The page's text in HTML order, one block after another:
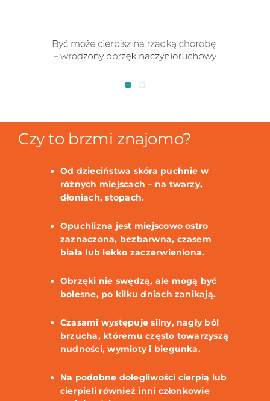
Czy to brzmi znajomo?
Od dzieciństwa skóra puchnie w
różnych miejscach – na twarzy,
dłoniach, stopach.
Opuchlizna jest miejscowo ostro
zaznaczona, bezbarwna, czasem
biała lub lekko zaczerwieniona.
Obrzęki nie swędzą, ale mogą być
bolesne, po kilku dniach zanikają.
Czasami występuje silny, nagły ból
brzucha, któremu często towarzyszą
nudności, wymioty i biegunka.
Na podobne dolegliwości cierpią lub
cierpieli również inni członkowie